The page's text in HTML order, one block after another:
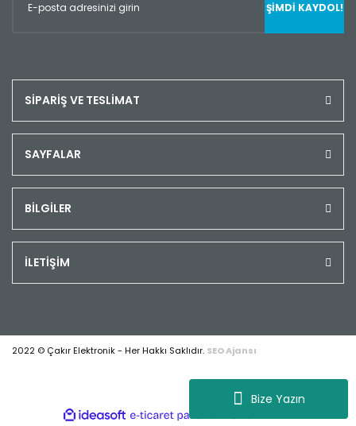
Bize Yazın
ŞİMDİ KAYDOL!
SİPARİŞ VE TESLİMAT
SAYFALAR
BİLGİLER
İLETİŞİM
2022 © Çakır Elektronik - Her Hakkı Saklıdır. SEO Ajansı
ideasoft